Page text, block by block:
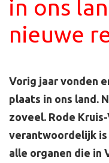
in ons
nieuwe
Vorig jaar vonden
plaats in ons land.
zoveel. Rode
verantwoordelijk
alle organen die in